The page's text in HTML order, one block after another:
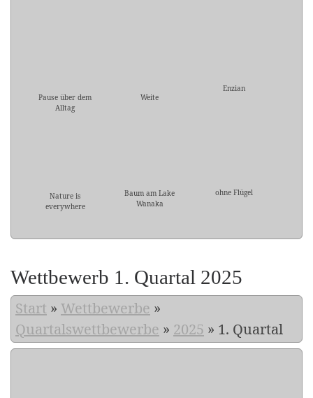
Pause über dem
Alltag
Weite
Enzian
Nature is
everywhere
Baum am Lake
Wanaka
ohne Flügel
Wettbewerb 1. Quartal 2025
Start » Wettbewerbe »
Quartalswettbewerbe » 2025 » 1. Quartal